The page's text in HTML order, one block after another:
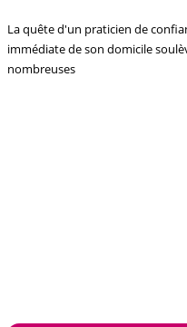
La quête d'un praticien de
immédiate de son domicile
nombreuses